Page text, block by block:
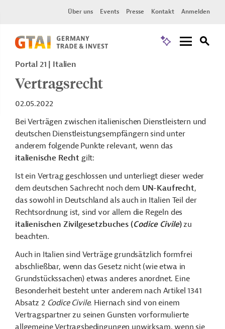
Über uns Events Presse Kontakt Anmelden
Portal 21 Italien
Vertragsrecht
02.05.2022
BeiVerträgen zwischen italienischen Dienstleistern und
deutschen Dienstleistungsempfängern sind unter
anderem folgende Punkte relevant, wenn das
italienische Recht gilt:
Ist ein Vertrag geschlossen und unterliegt dieser weder
dem deutschen Sachrecht noch dem UN-Kaufrecht,
das sowohl in Deutschland als auch in Italien Teil der
Rechtsordnung ist, sind vor allem die Regeln des
italienischen Zivilgesetzbuches (Codice Civile)zu
beachten.
Auch in Italien sind Verträge grundsätzlich formfrei
abschließbar, wenn das Gesetz nicht (wie etwa in
Grundstückssachen) etwas anderes anordnet. Eine
Besonderheit besteht unter anderem nach Artikel 1341
Absatz 2 Codice Civile. Hiernach sind von einem
Vertragspartner zu seinen Gunsten vorformulierte
allgemeine Vertragsbedingungen unwirksam, wenn sie